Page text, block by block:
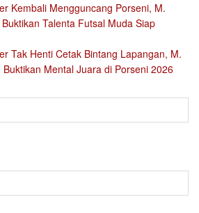
Kembali Mengguncang Porseni, M.
Talenta Futsal Muda Siap
Tak Henti Cetak Bintang Lapangan, M.
Buktikan Mental Juara di Porseni 2026